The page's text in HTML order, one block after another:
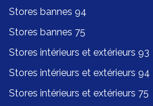
Stores bannes 94
Stores bannes 75
Stores intérieurs et extérieurs 93
Stores intérieurs et extérieurs 94
Stores intérieurs et extérieurs 75